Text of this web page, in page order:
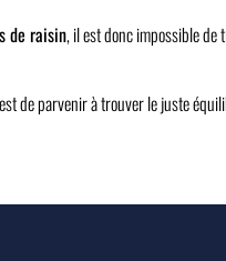
de raisin, il est donc impossible
de parvenir à trouver le juste